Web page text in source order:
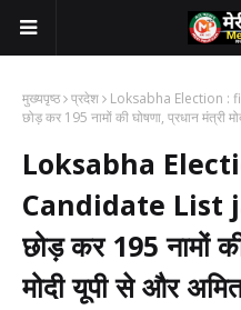
मुख्यपृष्ठ प्रदेश
Loksabha Election :
छोड़ कर 195 नामों की घोषणा, प्रधान मंत्री
Loksabha
Candidate List
छोड़ कर 195 नामों
मोदी यूपी से और